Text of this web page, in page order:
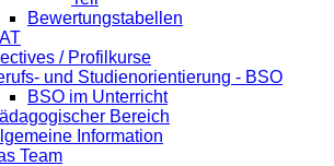
Bewertungstabellen
/ Profilkurse
und Studienorientierung - BSO
BSO im Unterricht
Bereich
Information
Team